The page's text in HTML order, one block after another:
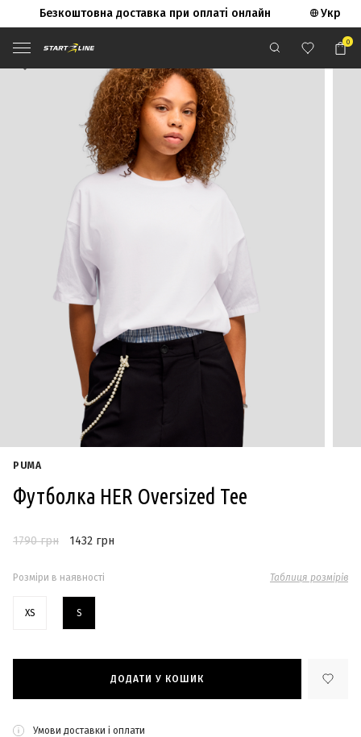
Безкоштовна доставка при оплаті онлайн Укр
0
PUMA
Футболка HER Oversized Tee
1790 грн 1432 грн
Розміри в наявності Таблиця розмірів
XS S
ДОДАТИ У КОШИК
Умови доставки і оплати